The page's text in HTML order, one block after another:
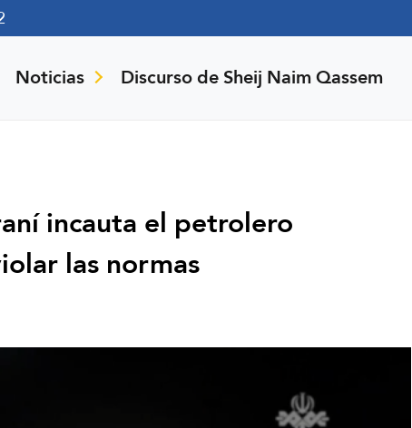
Noticias Discurso de Sheij Naim Qassem
incauta el petrolero
las normas